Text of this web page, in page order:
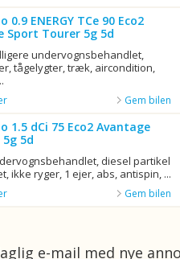
0.9 ENERGY TCe 90 Eco2
Sport Tourer 5g 5d
undervognsbehandlet,
tågelygter, træk, aircondition,
Gem bilen
1.5 dCi 75 Eco2 Avantage
5d
diesel partikel
ikke ryger, 1 ejer, abs, antispin, ...
Gem bilen
e-mail med nye